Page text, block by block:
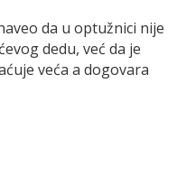
da u optužnici nije
dedu, već da je
veća a dogovara